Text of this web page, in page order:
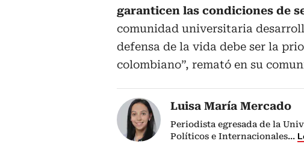
garanticen las condiciones de
comunidad universitaria
defensa de la vida debe ser la
colombiano”, remató en su
Luisa María Mercado
Periodista egresada de la
Políticos e Internacionales...